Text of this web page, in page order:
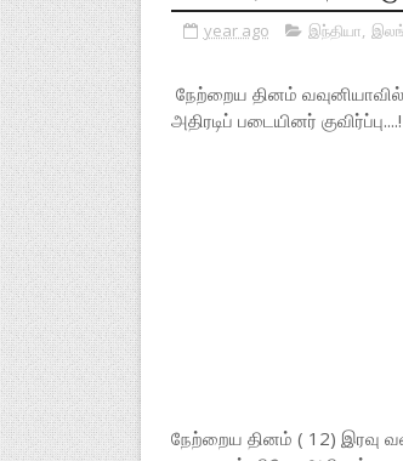
year ago இந்தியா,
நேற்றைய தினம்
அதிரடிப் படையினர் குவிர்ப்பு....!
நேற்றைய தினம் ( 12) இரவு